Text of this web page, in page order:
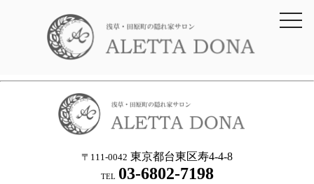
toggle
〒111-0042 東京都台東区寿4-4-8
TEL 03-6802-7198